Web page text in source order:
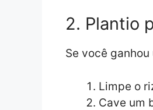
2. Plantio
Se você
Limpe o
Cave um